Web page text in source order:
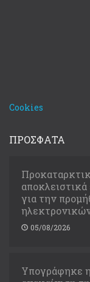
Cookies
ΠΡΟΣΦΑΤΑ
για την
05/08/2026
Υπογράφηκε